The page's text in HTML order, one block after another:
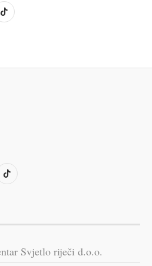
Svjetlo riječi d.o.o.